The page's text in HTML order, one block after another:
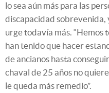
lo sea aún más para las
discapacidad sobrevenida,
urge todavía más. “Hemos
han tenido que hacer
de ancianos hasta
chaval de 25 años no
le queda más remedio”.